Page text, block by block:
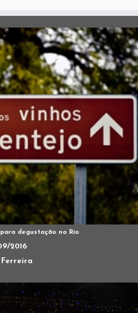
degustação no Rio
2016
Ferreira